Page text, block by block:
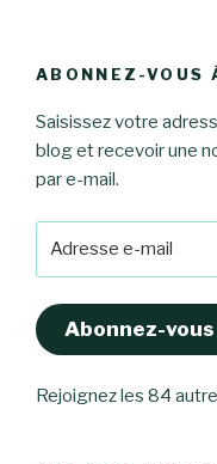
ABONNEZ-VOUS
Saisissez votre
blog et recevoir une
par e-mail.
Abonnez-vous
Rejoignez les 84